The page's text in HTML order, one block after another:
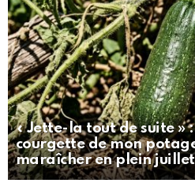
« Jette-la tout de suite »
courgette de mon
maraîcher en plein juillet